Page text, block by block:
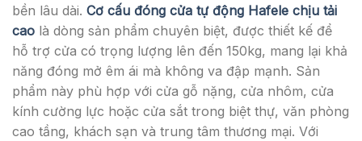
bền lâu dài. Cơ cấu đóng cửa tự động Hafele chịu tải
cao là dòng sản phẩm chuyên biệt, được thiết kế để
hỗ trợ cửa có trọng lượng lên đến 150kg, mang lại khả
năng đóng mở êm ái mà không va đập mạnh. Sản
phẩm này phù hợp với cửa gỗ nặng, cửa nhôm, cửa
kính cường lực hoặc cửa sắt trong biệt thự, văn phòng
cao tầng, khách sạn và trung tâm thương mại. Với